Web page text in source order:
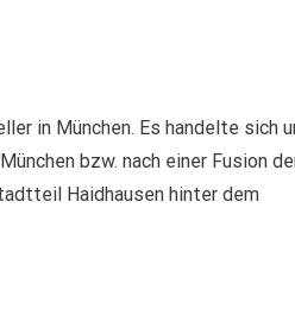
in München. Es handelte sich
bzw. nach einer Fusion
Haidhausen hinter dem